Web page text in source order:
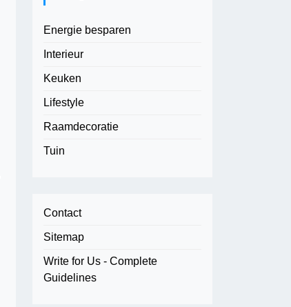
Energie besparen
Interieur
Keuken
Lifestyle
Raamdecoratie
Tuin
Contact
Sitemap
Write for Us - Complete
Guidelines